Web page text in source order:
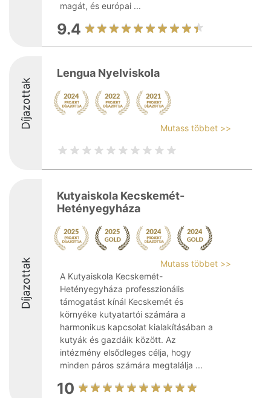
magát, és európai ...
9.4
Díjazottak
Lengua Nyelviskola
Mutass többet >>
Díjazottak
Kutyaiskola Kecskemét-
Hetényegyháza
Mutass többet >>
A Kutyaiskola Kecskemét-
Hetényegyháza professzionális
támogatást kínál Kecskemét és
környéke kutyatartói számára a
harmonikus kapcsolat kialakításában a
kutyák és gazdáik között. Az
intézmény elsődleges célja, hogy
minden páros számára megtalálja ...
10